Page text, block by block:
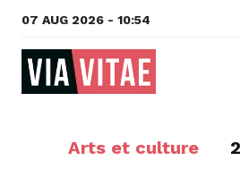
07 AUG 2026 - 10:54
Arts et culture